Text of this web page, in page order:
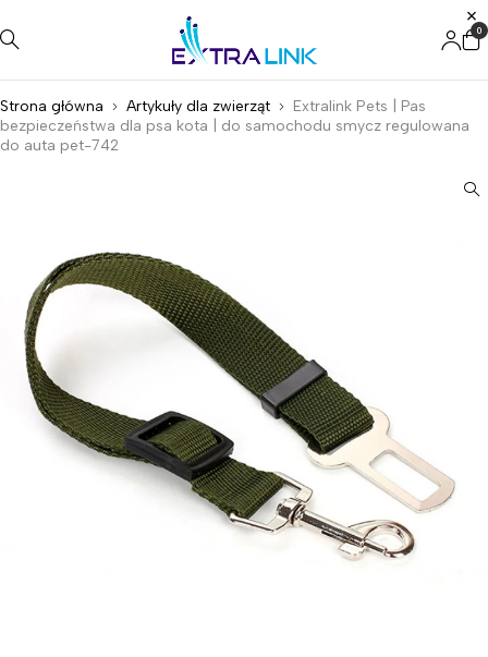
0
Strona główna Artykuły dla zwierząt
Extralink Pets | Pas
bezpieczeństwa dla psa kota | do samochodu smycz regulowana
do auta pet-742